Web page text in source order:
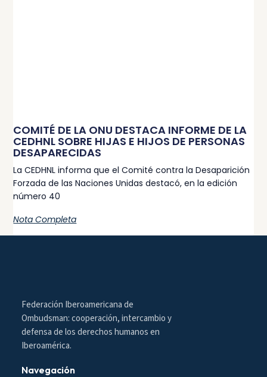
COMITÉ DE LA ONU DESTACA INFORME DE LA
CEDHNL SOBRE HIJAS E HIJOS DE PERSONAS
DESAPARECIDAS
La CEDHNL informa que el Comité contra la Desaparición
Forzada de las Naciones Unidas destacó, en la edición
número 40
Nota Completa
Federación Iberoamericana de
Ombudsman: cooperación, intercambio y
defensa de los derechos humanos en
Iberoamérica.
Navegación